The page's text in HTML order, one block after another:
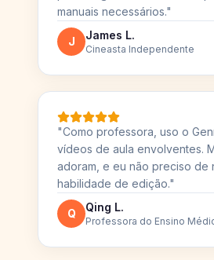
J James L.
Cineasta Independente
"Como professora, uso o
vídeos de aula envolventes.
adoram, e eu não preciso de
habilidade de edição."
Q Qing L.
Professora do Ensino Médio